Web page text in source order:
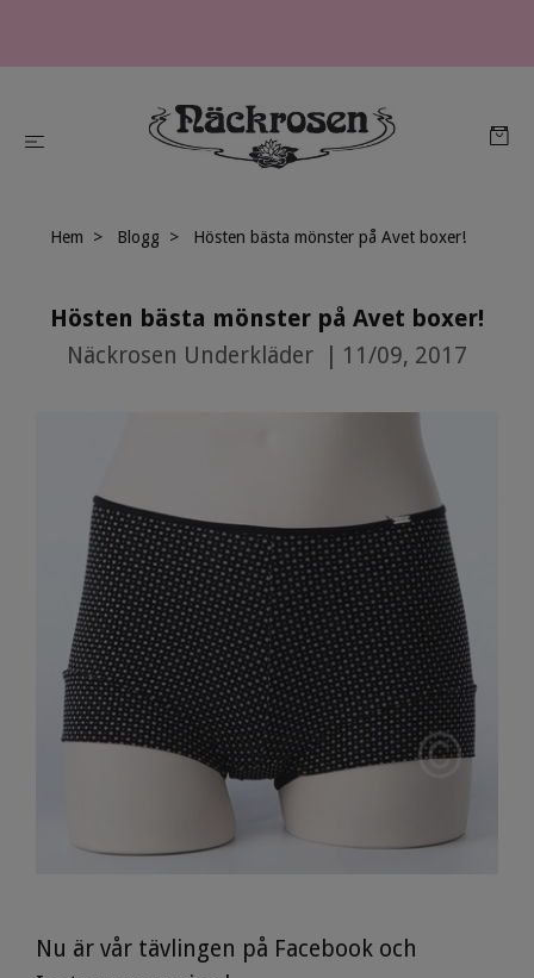
Hem Blogg Hösten bästa mönster på Avet boxer!
Hösten bästa mönster på Avet boxer!
Näckrosen Underkläder 11/09, 2017
Nu är vår tävlingen på Facebook och